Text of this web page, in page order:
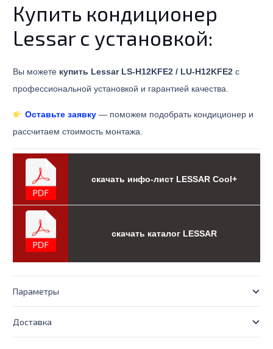
Купить кондиционер
Lessar с установкой:
Вы можете купить Lessar LS-H12KFE2 / LU-H12KFE2 с
профессиональной установкой и гарантией качества.
Оставьте заявку— поможем подобрать кондиционер и
рассчитаем стоимость монтажа.
скачать инфо-лист LESSAR Cool+
скачать каталог LESSAR
Параметры
Доставка